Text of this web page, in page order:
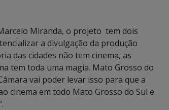
Miranda, o projeto tem dois
a divulgação da produção
das cidades não tem cinema, as
tem toda uma magia. Mato Grosso do
vai poder levar isso para que a
cinema em todo Mato Grosso do Sul e